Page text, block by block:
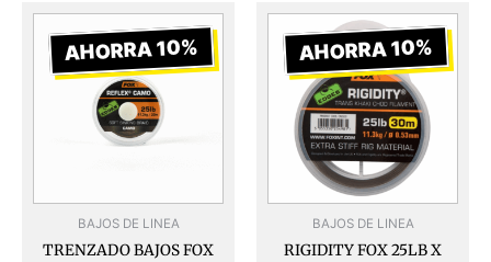
AHORRA 10%
BAJOS DE LINEA
TRENZADO BAJOS FOX
El
precio
original
era:
€17,99.
El
precio
actual
AHORRA 10%
BAJOS DE LINEA
RIGIDITY FOX 25LB X
El
precio
original
era:
€8,78.
El